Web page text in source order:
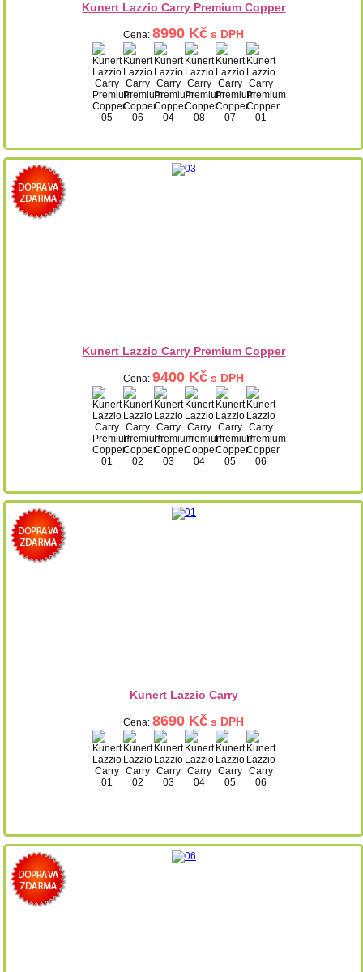
Kunert Lazzio Carry Premium Copper
Cena:8990 Kč s DPH
Kunert Lazzio Carry Premium Copper
Cena:9400 Kč s DPH
Kunert Lazzio Carry
Cena:8690 Kč s DPH